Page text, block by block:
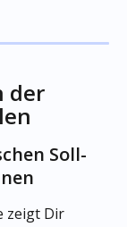
der
Soll-
zeigt Dir